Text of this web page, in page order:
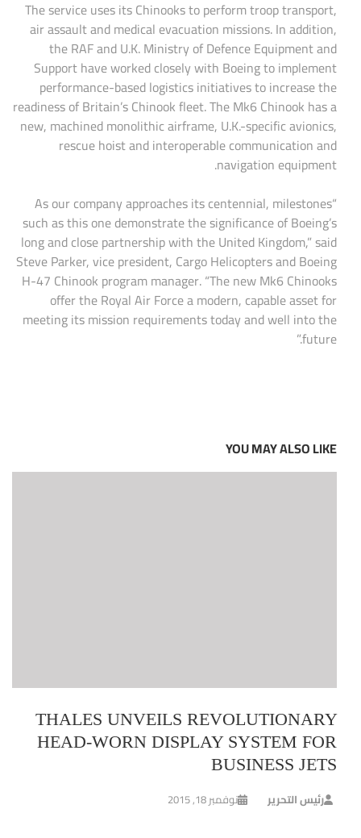
The service uses its Chinooks to perform troop transport,
air assault and medical evacuation missions. In addition,
the RAF and U.K. Ministry of Defence Equipment and
Support have worked closely with Boeing to implement
performance-based logistics initiatives to increase the
readiness of Britain’s Chinook fleet. The Mk6 Chinook has a
new, machined monolithic airframe, U.K.-specific avionics,
rescue hoist and interoperable communication and
navigation equipment.
“As our company approaches its centennial, milestones
such as this one demonstrate the significance of Boeing’s
long and close partnership with the United Kingdom,” said
Steve Parker, vice president, Cargo Helicopters and Boeing
H-47 Chinook program manager. “The new Mk6 Chinooks
offer the Royal Air Force a modern, capable asset for
meeting its mission requirements today and well into the
future.”
YOU MAY ALSO LIKE
THALES UNVEILS REVOLUTIONARY
HEAD-WORN DISPLAY SYSTEM FOR
BUSINESS JETS
رئيس التحرير نوفمبر 18, 2015